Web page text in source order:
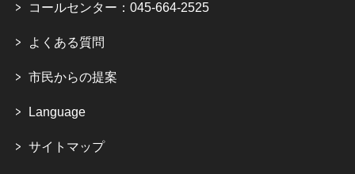
コールセンター：045-664-2525
よくある質問
市民からの提案
Language
サイトマップ